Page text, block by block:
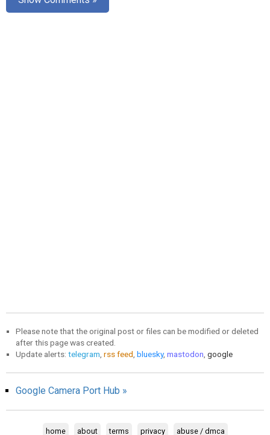
Please note that the original post or files can be modified or deleted
after this page was created.
Update alerts: telegram rss feed bluesky, mastodon google
Google Camera Port Hub »
home about terms privacy abuse / dmca